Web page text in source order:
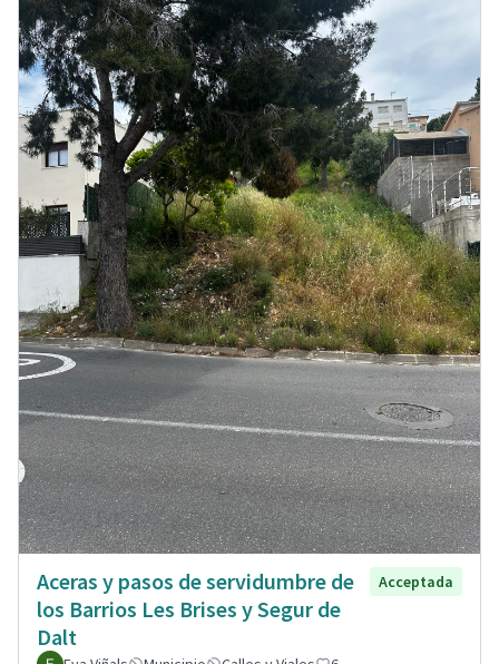
Aceras y pasos de servidumbre de
los Barrios Les Brises y Segur de
Dalt
Acceptada